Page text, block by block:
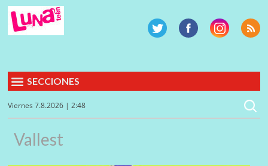
SECCIONES
Viernes 7.8.2026 | 2:48
Vallest